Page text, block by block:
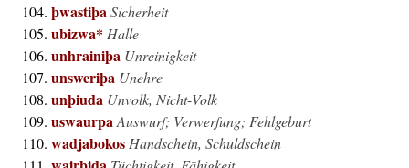
þwastiþaSicherheit
ubizwa* Halle
unhrainiþa Unreinigkeit
unsweriþa Unehre
unþiuda Unvolk, Nicht-Volk
uswaurpaAuswurf; Verwerfung; Fehlgeburt
wadjabokos Handschein, Schuldschein